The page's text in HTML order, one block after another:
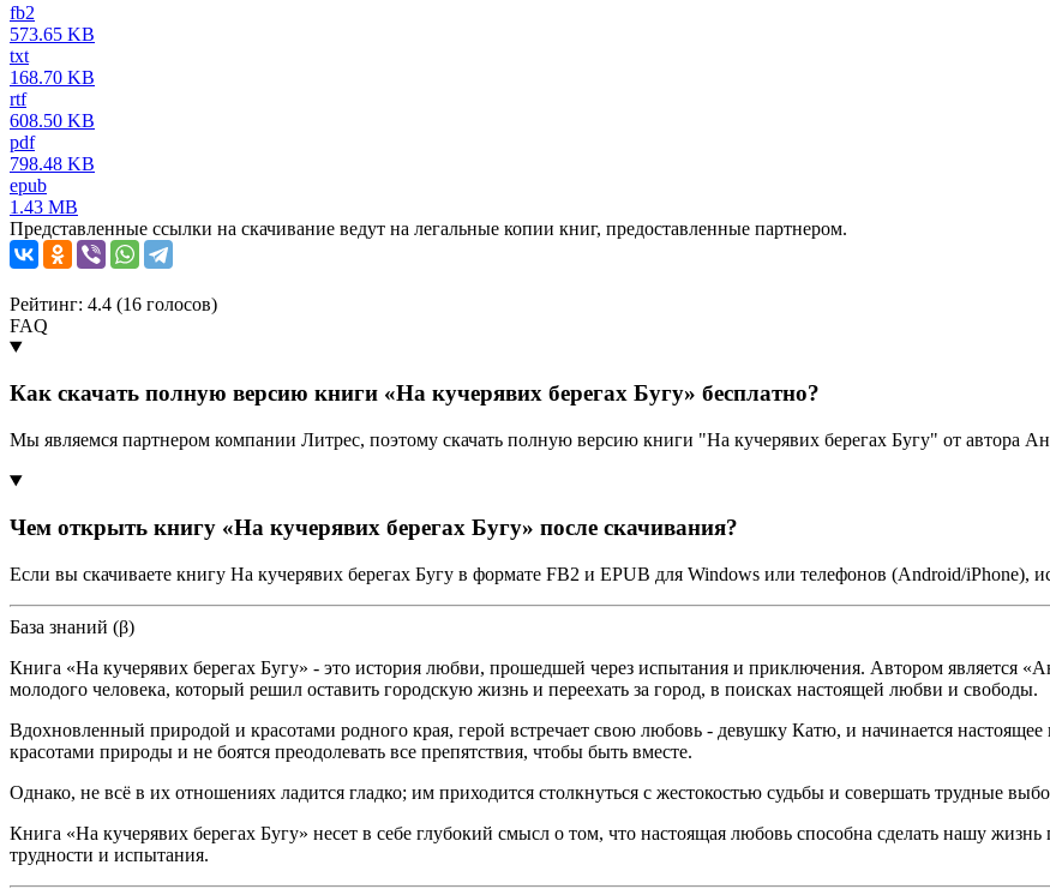
fb2
573.65 KB
txt
168.70 KB
rtf
608.50 KB
pdf
798.48 KB
epub
1.43 MB
Представленные ссылки на скачивание ведут на легальные копии книг, предоставленные партнером.
Рейтинг: 4.4 (16 голосов)
FAQ
Как скачать полную версию книги «На кучерявих берегах Бугу» бесплатно?
Мы являемся партнером компании Литрес, поэтому скачать полную версию книги "На кучерявих берегах Бугу" от автора
Чем открыть книгу «На кучерявих берегах Бугу» после скачивания?
Если вы скачиваете книгу На кучерявих берегах Бугу в формате FB2 и EPUB для Windows или телефонов (Android/iPhone),
База знаний (β)
Книга «На кучерявих берегах Бугу» - это история любви, прошедшей через испытания и приключения. Автором является
молодого человека, который решил оставить городскую жизнь и переехать за город, в поисках настоящей любви и свободы.
Вдохновленный природой и красотами родного края, герой встречает свою любовь - девушку Катю, и начинается
красотами природы и не боятся преодолевать все препятствия, чтобы быть вместе.
Однако, не всё в их отношениях ладится гладко; им приходится столкнуться с жестокостью судьбы и совершать трудные
Книга «На кучерявих берегах Бугу» несет в себе глубокий смысл о том, что настоящая любовь способна сделать нашу
трудности и испытания.